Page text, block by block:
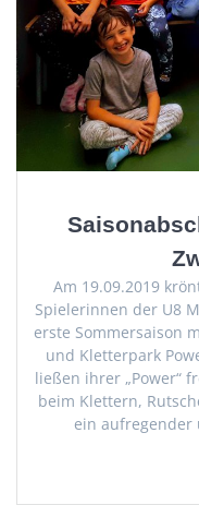
Am 19.09.2019
Spielerinnen der U8
erste Sommersaison
und Kletterpark
ließen ihrer „Power“
beim Klettern,
ein